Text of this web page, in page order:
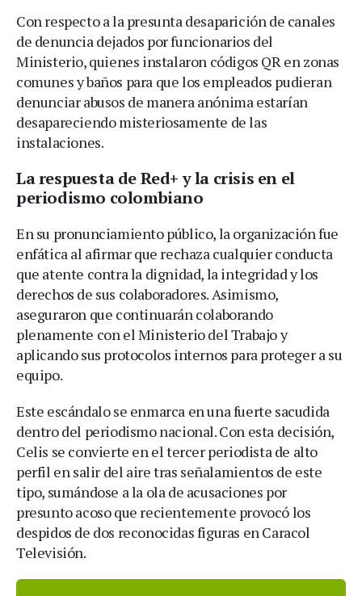
Con respecto a la presunta desaparición de canales
de denuncia dejados por funcionarios del
Ministerio, quienes instalaron códigos QR en zonas
comunes y baños para que los empleados pudieran
denunciar abusos de manera anónima estarían
desapareciendo misteriosamente de las
instalaciones.
La respuesta de Red+ y la crisis en el
periodismo colombiano
En su pronunciamiento público, la organización fue
enfática al afirmar que rechaza cualquier conducta
que atente contra la dignidad, la integridad y los
derechos de sus colaboradores. Asimismo,
aseguraron que continuarán colaborando
plenamente con el Ministerio del Trabajo y
aplicando sus protocolos internos para proteger a su
equipo.
Este escándalo se enmarca en una fuerte sacudida
dentro del periodismo nacional. Con esta decisión,
Celis se convierte en el tercer periodista de alto
perfil en salir del aire tras señalamientos de este
tipo, sumándose a la ola de acusaciones por
presunto acoso que recientemente provocó los
despidos de dos reconocidas figuras en Caracol
Televisión.